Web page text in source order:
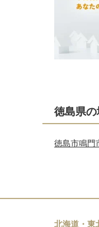
徳島県
徳島市鳴門
北海道・東